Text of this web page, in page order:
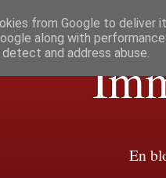
En
from Google to deliver
along with
and address abuse.